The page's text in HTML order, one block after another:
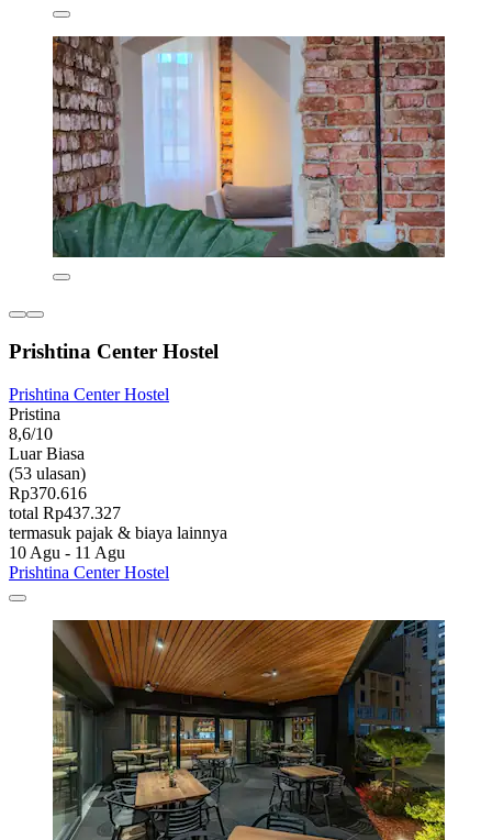
Prishtina Center Hostel
Prishtina Center Hostel
Pristina
8,6/10
Luar Biasa
(53 ulasan)
Rp370.616
total Rp437.327
termasuk pajak & biaya lainnya
10 Agu - 11 Agu
Prishtina Center Hostel